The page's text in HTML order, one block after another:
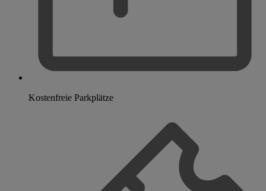
Kostenfreie Parkplätze